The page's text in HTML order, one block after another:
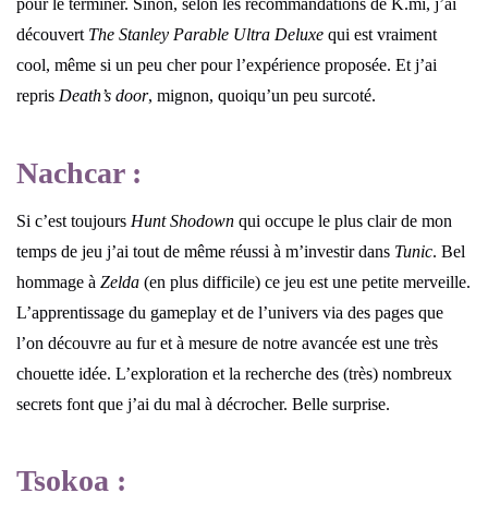
pour le terminer. Sinon, selon les recommandations de K.mi, j’ai
découvert The Stanley Parable Ultra Deluxe qui est vraiment
cool, même si un peu cher pour l’expérience proposée. Et j’ai
repris Death’s door, mignon, quoiqu’un peu surcoté.
Nachcar :
Si c’est toujours Hunt Shodown qui occupe le plus clair de mon
temps de jeu j’ai tout de même réussi à m’investir dans Tunic. Bel
hommage à Zelda (en plus difficile) ce jeu est une petite merveille.
L’apprentissage du gameplay et de l’univers via des pages que
l’on découvre au fur et à mesure de notre avancée est une très
chouette idée. L’exploration et la recherche des (très) nombreux
secrets font que j’ai du mal à décrocher. Belle surprise.
Tsokoa :